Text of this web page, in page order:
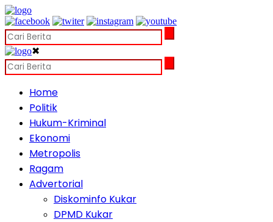
✖
Home
Politik
Hukum-Kriminal
Ekonomi
Metropolis
Ragam
Advertorial
Diskominfo Kukar
DPMD Kukar